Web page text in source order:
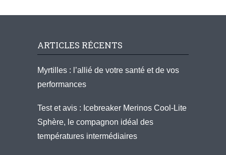
ARTICLES RÉCENTS
Myrtilles : l’allié de votre santé et de vos
performances
Test et avis : Icebreaker Merinos Cool-Lite
Sphère, le compagnon idéal des
températures intermédiaires